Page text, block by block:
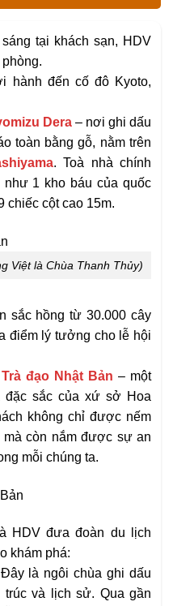
tại khách sạn, HDV
hành đến cố đô Kyoto,
Dera – nơi ghi dấu
toàn bằng gỗ, nằm trên
. Toà nhà chính
1 kho báu của quốc
cột cao 15m.
Việt là Chùa Thanh Thủy)
Trà đạo Nhật Bản – một
đặc sắc của xứ sở Hoa
không chỉ được nếm
còn nắm được sự an
mỗi chúng ta.
HDV đưa đoàn du lịch
khám phá:
Đây là ngôi chùa ghi dấu
và lịch sử. Qua gần